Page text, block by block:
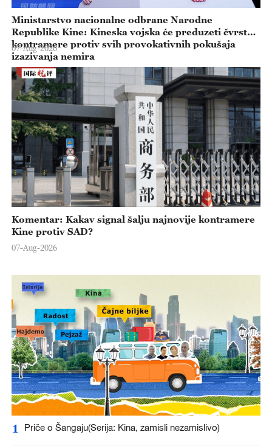
Ministarstvo nacionalne odbrane Narodne
Republike Kine: Kineska vojska će preduzeti čvrste
kontramere protiv svih provokativnih pokušaja
izazivanja nemira
07-Aug-2026
Komentar: Kakav signal šalju najnovije kontramere
Kine protiv SAD?
07-Aug-2026
1 Priče o Šangaju(Serija: Kina, zamisli nezamislivo)